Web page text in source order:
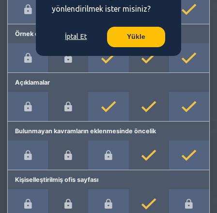
Örnek cümleler
Açıklamalar
Bulunmayan kavramların eklenmesinde öncelik
Kişiselleştirilmiş ofis sayfası
yönlendirilmek ister misiniz?
İptal Et Yükle